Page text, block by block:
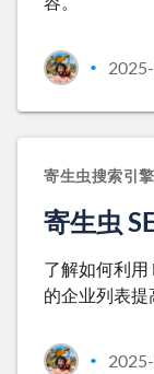
•
寄生虫搜索引
寄生虫
了解如何利
的企业列表提
•